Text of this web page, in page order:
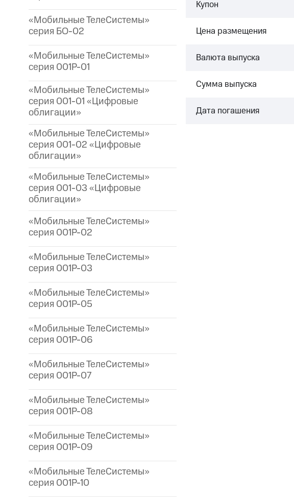
«Мобильные ТелеСистемы»
серия БО-02
«Мобильные ТелеСистемы»
серия 001P-01
«Мобильные ТелеСистемы»
серия 001-01 «Цифровые
облигации»
«Мобильные ТелеСистемы»
серия 001-02 «Цифровые
облигации»
«Мобильные ТелеСистемы»
серия 001-03 «Цифровые
облигации»
«Мобильные ТелеСистемы»
серия 001P-02
«Мобильные ТелеСистемы»
серия 001P-03
«Мобильные ТелеСистемы»
серия 001P-05
«Мобильные ТелеСистемы»
серия 001P-06
«Мобильные ТелеСистемы»
серия 001P-07
«Мобильные ТелеСистемы»
серия 001P-08
«Мобильные ТелеСистемы»
серия 001P-09
«Мобильные ТелеСистемы»
серия 001P-10
Купон
Цена размещения
Валюта выпуска
Сумма выпуска
Дата погашения